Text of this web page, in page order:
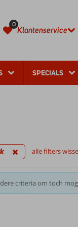
0
Klantenservice
SPECIALS
alle filters
criteria om toch